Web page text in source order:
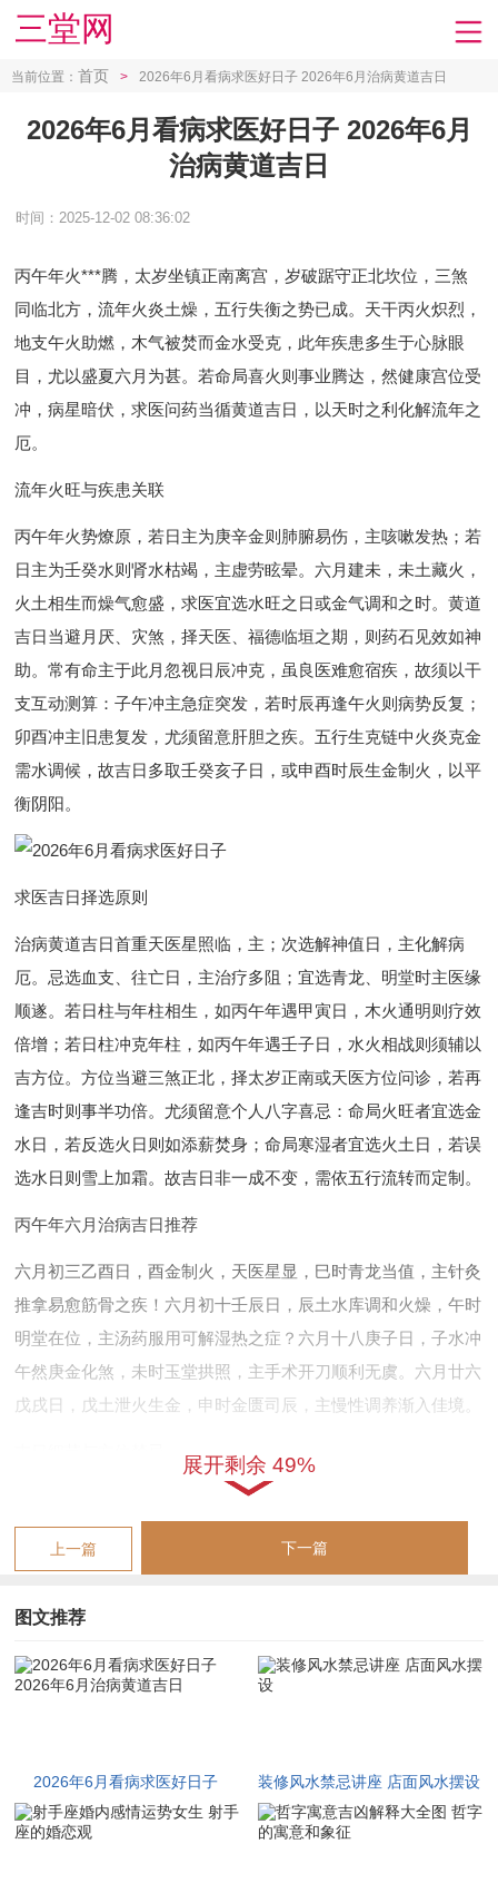
三堂网
当前位置： 首页 > 2026年6月看病求医好日子 2026年6月治病黄道吉日
2026年6月看病求医好日子 2026年6月
治病黄道吉日
时间：2025-12-02 08:36:02
丙午年火***腾，太岁坐镇正南离宫，岁破踞守正北坎位，三煞
同临北方，流年火炎土燥，五行失衡之势已成。天干丙火炽烈，
地支午火助燃，木气被焚而金水受克，此年疾患多生于心脉眼
目，尤以盛夏六月为甚。若命局喜火则事业腾达，然健康宫位受
冲，病星暗伏，求医问药当循黄道吉日，以天时之利化解流年之
厄。
流年火旺与疾患关联
丙午年火势燎原，若日主为庚辛金则肺腑易伤，主咳嗽发热；若
日主为壬癸水则肾水枯竭，主虚劳眩晕。六月建未，未土藏火，
火土相生而燥气愈盛，求医宜选水旺之日或金气调和之时。黄道
吉日当避月厌、灾煞，择天医、福德临垣之期，则药石见效如神
助。常有命主于此月忽视日辰冲克，虽良医难愈宿疾，故须以干
支互动测算：子午冲主急症突发，若时辰再逢午火则病势反复；
卯酉冲主旧患复发，尤须留意肝胆之疾。五行生克链中火炎克金
需水调候，故吉日多取壬癸亥子日，或申酉时辰生金制火，以平
衡阴阳。
求医吉日择选原则
治病黄道吉日首重天医星照临，主；次选解神值日，主化解病
厄。忌选血支、往亡日，主治疗多阻；宜选青龙、明堂时主医缘
顺遂。若日柱与年柱相生，如丙午年遇甲寅日，木火通明则疗效
倍增；若日柱冲克年柱，如丙午年遇壬子日，水火相战则须辅以
吉方位。方位当避三煞正北，择太岁正南或天医方位问诊，若再
逢吉时则事半功倍。尤须留意个人八字喜忌：命局火旺者宜选金
水日，若反选火日则如添薪焚身；命局寒湿者宜选火土日，若误
选水日则雪上加霜。故吉日非一成不变，需依五行流转而定制。
丙午年六月治病吉日推荐
六月初三乙酉日，酉金制火，天医星显，巳时青龙当值，主针灸
推拿易愈筋骨之疾！六月初十壬辰日，辰土水库调和火燥，午时
明堂在位，主汤药服用可解湿热之症？六月十八庚子日，子水冲
午然庚金化煞，未时玉堂拱照，主手术开刀顺利无虞。六月廿六
戊戌日，戊土泄火生金，申时金匮司辰，主慢性调养渐入佳境。
择吉须兼顾当地暑湿气候，若南方多雨则水旺之日慎防湿邪入
侵；若北方干旱则火旺之日忌用燥烈之药。吉时与吉方位相合如
牛、兔者，犯太岁之冲，尤须在正南方安放祥安阁联吉锦袋以化
煞，再择吉日则危中转安。切忌吉日凶时并行，如庚子日若选子
时则子午双冲，反招病痛加剧。
有命主生于庚戌年己卯月丁亥日甲辰时八字木火旺而金水弱，流
年丙午火势焚木，主肝火上炎目赤肿痛。若择六月壬辰日午时壬
展开剩余 49%
上一篇 下一篇
图文推荐
2026年6月看病求医好日子
2026年6月治病黄道吉日
装修风水禁忌讲座 店面风水摆设